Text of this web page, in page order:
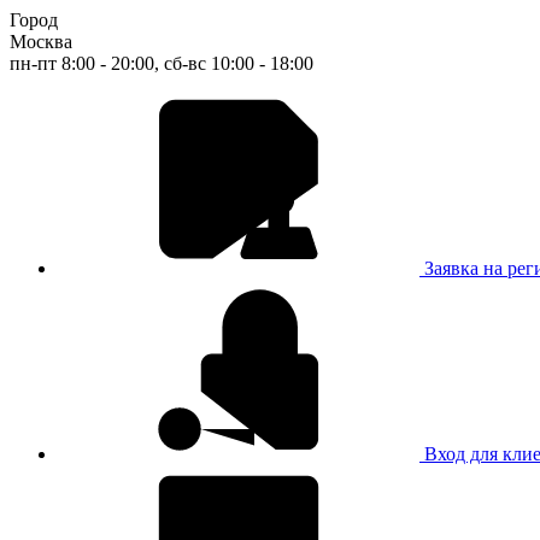
Город
Москва
пн-пт 8:00 - 20:00, сб-вс 10:00 - 18:00
Заявка на
Вход для